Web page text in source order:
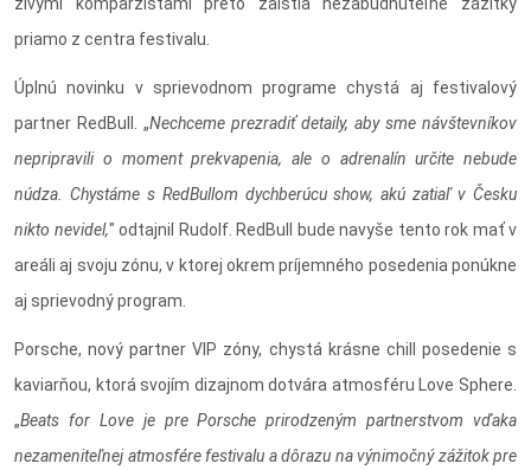
priamo z centra festivalu.
Úplnú novinku v sprievodnom programe chystá aj festivalový
partner RedBull. „Nechceme prezradiť detaily, aby sme návštevníkov
nepripravili o moment prekvapenia, ale o adrenalín určite nebude
núdza. Chystáme s RedBullom dychberúcu show, akú zatiaľ v Česku
nikto nevidel," odtajnil Rudolf. RedBull bude navyše tento rok mať v
areáli aj svoju zónu, v ktorej okrem príjemného posedenia ponúkne
aj sprievodný program.
Porsche, nový partner VIP zóny, chystá krásne chill posedenie s
kaviarňou, ktorá svojím dizajnom dotvára atmosféru Love Sphere.
„Beats for Love je pre Porsche prirodzeným partnerstvom vďaka
nezameniteľnej atmosfére festivalu a dôrazu na výnimočný zážitok pre